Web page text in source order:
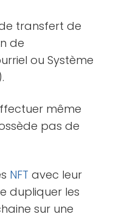
transfert de
de
ou Système
même
pas de
NFT avec leur
dupliquer les
sur une